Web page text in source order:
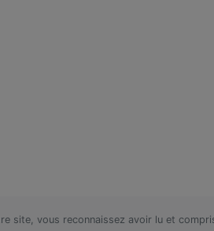
site, vous reconnaissez avoir lu et